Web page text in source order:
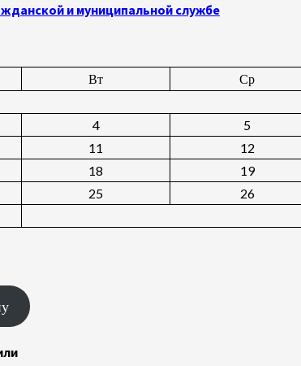
и муниципальной службе
Вт Ср
4 5
11 12
18 19
25 26